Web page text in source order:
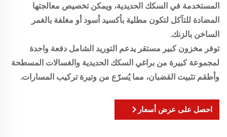
المستخدمة في السكك الحديدية، ويمكن تخصيص معالجتها
المضادة للتآكل لتكون مطلية بأكسيد أسود أو مغلفة بالغمر
الساخن بالزنك.
توفر مخزون كبير مستقر يدعم التوريد الشامل دفعة واحدة
لمجموعة كبيرة من براغي السكك الحديدية والغسالات المسطحة
وأطقم تثبيت القضبان، مما يُسرّع من وتيرة تركيب المسارات.
احصل على عرض أسعار